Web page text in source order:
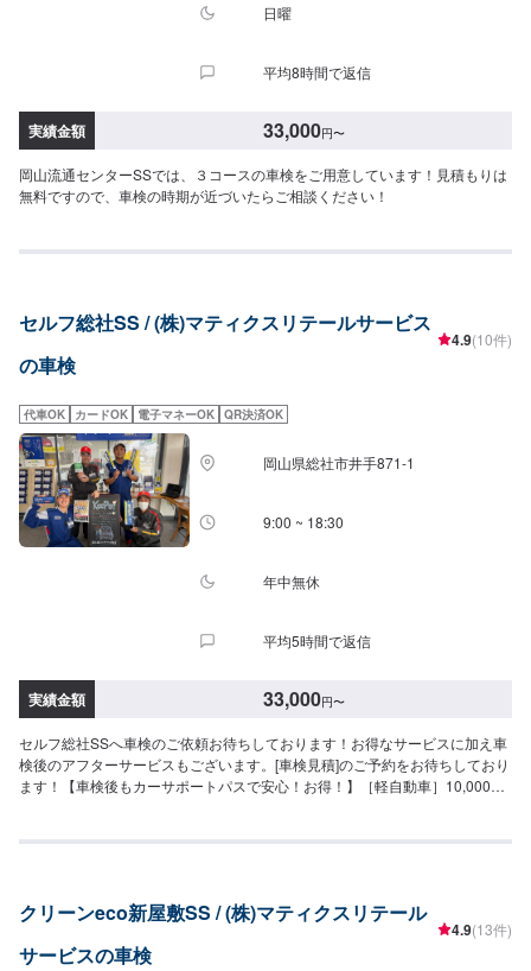
日曜
平均8時間で返信
実績金額 33,000円〜
岡山流通センターSSでは、３コースの車検をご用意しています！見積もりは
無料ですので、車検の時期が近づいたらご相談ください！
セルフ総社SS / (株)マティクスリテールサービス
の車検
4.9(10件)
代車OK カードOK 電子マネーOK QR決済OK
岡山県総社市井手871-1
9:00 ~ 18:30
年中無休
平均5時間で返信
実績金額 33,000円〜
セルフ総社SSへ車検のご依頼お待ちしております！お得なサービスに加え車
検後のアフターサービスもございます。[車検見積]のご予約をお待ちしており
ます！【車検後もカーサポートパスで安心！お得！】［軽自動車］10,000円
無料・エアコンガスクリーニング3,000円OFF・下廻り防錆3,000円OFF・ワ
10％OFF※車検日より2年有効／発行店のみ有効／再発行不可
クリーンeco新屋敷SS / (株)マティクスリテール
サービスの車検
4.9(13件)